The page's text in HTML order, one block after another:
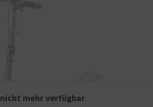
nicht mehr verfügbar